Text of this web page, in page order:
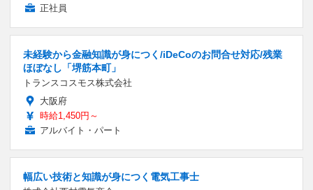
正社員
未経験から金融知識が身につく/iDeCoのお問合せ対応/残業
ほぼなし「堺筋本町」
トランスコスモス株式会社
大阪府
時給1,450円～
アルバイト・パート
幅広い技術と知識が身につく電気工事士